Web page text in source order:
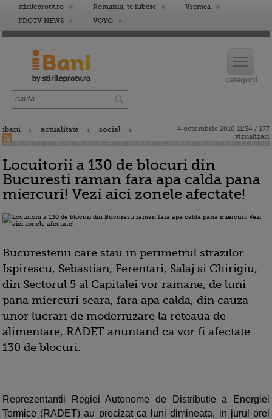
stirileprotv.ro Romania, te iubesc
Vremea
PROTV NEWS
VOYO
ibani actualitate social
4 octombrie 2010 11:34 / 177
vizualizari
Locuitorii a 130 de blocuri din
Bucuresti raman fara apa calda pana
miercuri! Vezi aici zonele afectate!
Bucurestenii care stau in perimetrul strazilor
Ispirescu, Sebastian, Ferentari, Salaj si Chirigiu,
din Sectorul 5 al Capitalei vor ramane, de luni
pana miercuri seara, fara apa calda, din cauza
unor lucrari de modernizare la reteaua de
alimentare, RADET anuntand ca vor fi afectate
130 de blocuri.
Reprezentantii Regiei Autonome de Distributie a Energiei
Termice (RADET) au precizat ca luni dimineata, in jurul orei